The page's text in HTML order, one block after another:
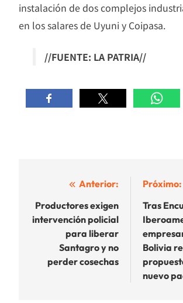
instalación de dos complejos
en los salares de Uyuni y Coipasa.
//FUENTE: LA PATRIA//
Navegación
de
entradas
Anterior:
Productores exigen
intervención policial
para liberar
Santagro y no
perder cosechas
Próximo:
Tras
Bolivia
nuevo